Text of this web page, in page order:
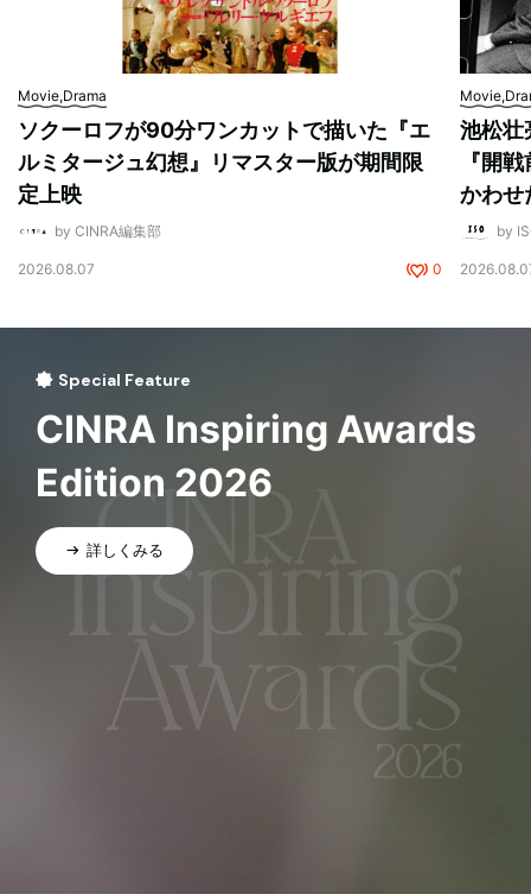
Movie,Drama
ソクーロフが90分ワンカットで描いた『エ
ルミタージュ幻想』リマスター版が期間限
定上映
by CINRA編集部
2026.08.07 0
池松壮
『開
かわせ
by
Special Feature
CINRA Inspiring Awards
Edition 2026
詳しくみる